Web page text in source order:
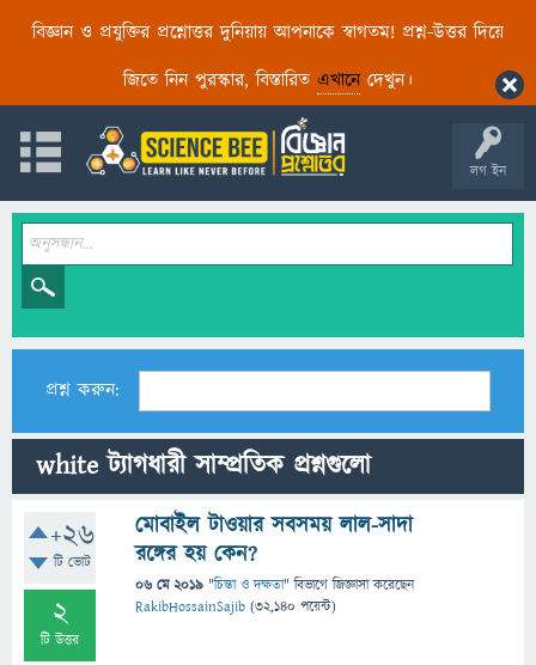
বিজ্ঞান ও প্রযুক্তির প্রশ্নোত্তর দুনিয়ায় আপনাকে স্বাগতম! প্রশ্ন-উত্তর দিয়ে
জিতে নিন পুরস্কার, বিস্তারিত এখানেদেখুন।
লগ ইন
প্রশ্ন করুন:
white ট্যাগধারী সাম্প্রতিক প্রশ্নগুলো
+26
টি ভোট
2
টি উত্তর
মোবাইল টাওয়ার সবসময় লাল-সাদা
রঙ্গের হয় কেন?
06 মে 2019 "চিন্তা ও দক্ষতা" বিভাগে জিজ্ঞাসাকরেছেন
RakibHossainSajib (32,140 পয়েন্ট)